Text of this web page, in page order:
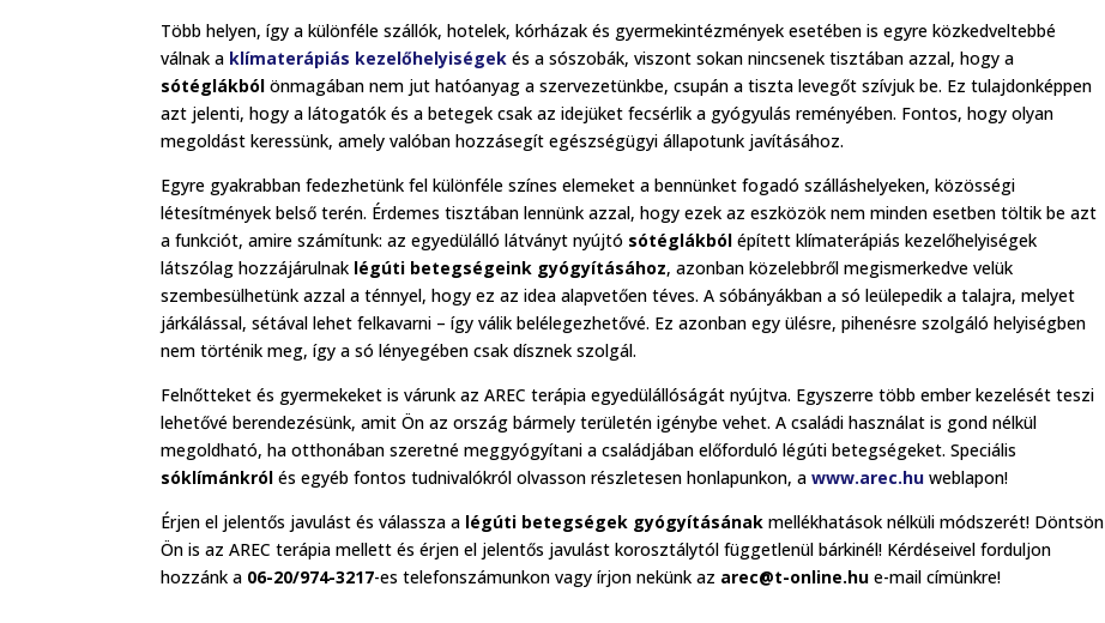
Több helyen, így a különféle szállók, hotelek, kórházak és gyermekintézmények esetében is egyre közkedveltebbé
válnak a klímaterápiás kezelőhelyiségek és a sószobák, viszont sokan nincsenek tisztában azzal, hogy a
sótéglákból önmagában nem jut hatóanyag a szervezetünkbe, csupán a tiszta levegőt szívjuk be. Ez tulajdonképpen
azt jelenti, hogy a látogatók és a betegek csak az idejüket fecsérlik a gyógyulás reményében. Fontos, hogy olyan
megoldást keressünk, amely valóban hozzásegít egészségügyi állapotunk javításához.
Egyre gyakrabban fedezhetünk fel különféle színes elemeket a bennünket fogadó szálláshelyeken, közösségi
létesítmények belső terén. Érdemes tisztában lennünk azzal, hogy ezek az eszközök nem minden esetben töltik be azt
a funkciót, amire számítunk: az egyedülálló látványt nyújtó sótéglákból épített klímaterápiás kezelőhelyiségek
látszólag hozzájárulnak légúti betegségeink gyógyításához, azonban közelebbről megismerkedve velük
szembesülhetünk azzal a ténnyel, hogy ez az idea alapvetően téves. A sóbányákban a só leülepedik a talajra, melyet
járkálással, sétával lehet felkavarni – így válik belélegezhetővé. Ez azonban egy ülésre, pihenésre szolgáló helyiségben
nem történik meg, így a só lényegében csak dísznek szolgál.
Felnőtteket és gyermekeket is várunk az AREC terápia egyedülállóságát nyújtva. Egyszerre több ember kezelését teszi
lehetővé berendezésünk, amit Ön az ország bármely területén igénybe vehet. A családi használat is gond nélkül
megoldható, ha otthonában szeretné meggyógyítani a családjában előforduló légúti betegségeket. Speciális
sóklímánkról és egyéb fontos tudnivalókról olvasson részletesen honlapunkon, awww.arec.hu weblapon!
Érjen el jelentős javulást és válassza a légúti betegségek gyógyításának mellékhatások nélküli módszerét! Döntsön
Ön is az AREC terápia mellett és érjen el jelentős javulást korosztálytól függetlenül bárkinél! Kérdéseivel forduljon
hozzánk a 06-20/974-3217-es telefonszámunkon vagy írjon nekünk az arec@t-online.hu e-mail címünkre!